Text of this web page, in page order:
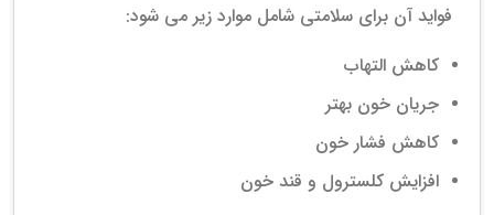
فواید آن برای سلامتی شامل موارد زیر می شود:
کاهش التهاب
جریان خون بهتر
کاهش فشار خون
افزایش کلسترول و قند خون